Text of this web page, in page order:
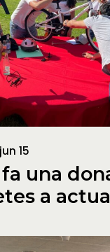
jun 15
una
a actua